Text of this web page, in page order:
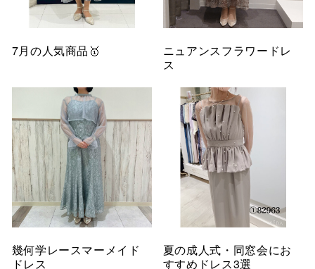
7月の人気商品🥇
ニュアンスフラワードレ
ス
幾何学レースマーメイド
ドレス
夏の成人式・同窓会にお
すすめドレス3選